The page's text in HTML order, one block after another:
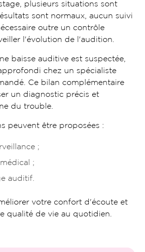
plusieurs situations sont
sont normaux, aucun suivi
outre un contrôle
l'évolution de l'audition.
baisse auditive est suspectée,
chez un spécialiste
Ce bilan complémentaire
un diagnostic précis et
du trouble.
peuvent être proposées :
;
;
auditif.
votre confort d'écoute et
qualité de vie au quotidien.